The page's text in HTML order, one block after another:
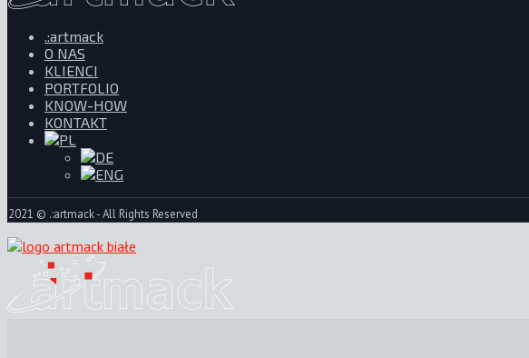
.:artmack
O NAS
KLIENCI
PORTFOLIO
KNOW-HOW
KONTAKT
2021 © .:artmack - All Rights Reserved